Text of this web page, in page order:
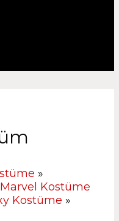
»
Marvel Kostüme
Kostüme »